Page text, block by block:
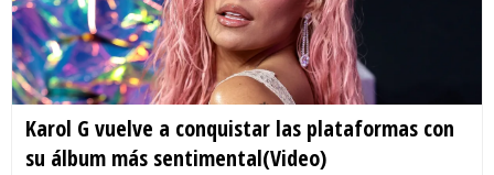
Karol G vuelve a conquistar las plataformas con
su álbum más sentimental(Video)